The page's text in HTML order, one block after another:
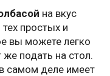
на вкус
простых и
вы можете легко
же подать на стол.
самом деле имеет